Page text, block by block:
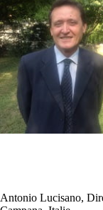
Antonio Lucisano,